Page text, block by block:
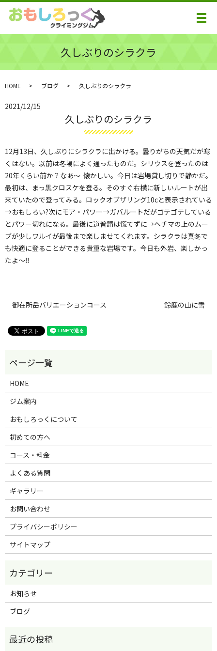
メ
久しぶりのシラクラ
HOME ブログ 久しぶりのシラクラ
2021/12/15
久しぶりのシラクラ
12月13日、久しぶりにシラクラに出かける。曇りがちの天気だが寒
くはない。以前は冬場によく通ったものだ。シリウスを登ったのは
20年くらい前か？なあ〜 懐かしい。今日は岩場貸し切りで静かだ。
最初は、まっ黒クロスケを登る。そのすぐ右横に新しいルートが出
来ていたので登ってみる。ロックオブザリング10cと表示されている
→おもしろい?次にモア・パワー→ガバルートだがゴテゴテしている
とパワー切れになる。最後に道普請は慌てずに→ヘチマの上のムー
ブが少しワルイが最後まで楽しませてくれます。シラクラは真冬で
も快適に登ることができる貴重な岩場です。今日も外岩、楽しかっ
たよ〜‼️
御在所岳バリエーションコース 鈴鹿の山に雪
HOME
ジム案内
おもしろっくについて
初めての方へ
コース・料金
よくある質問
ギャラリー
お問い合わせ
プライバシーポリシー
サイトマップ
お知らせ
ブログ